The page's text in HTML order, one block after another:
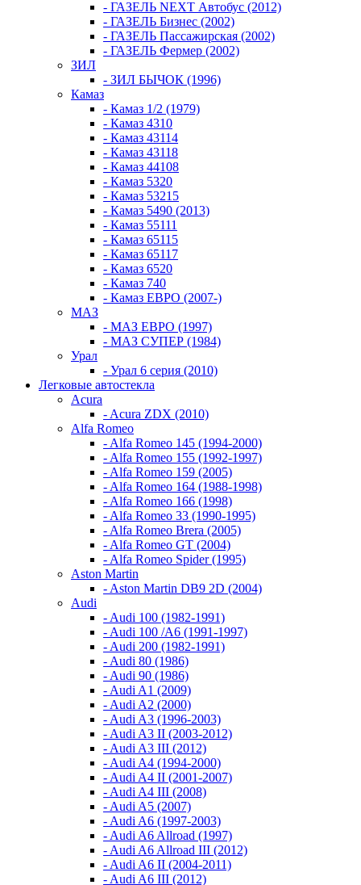
- ГАЗЕЛЬ NEXT Автобус (2012)
- ГАЗЕЛЬ Бизнес (2002)
- ГАЗЕЛЬ Пассажирская (2002)
- ГАЗЕЛЬ Фермер (2002)
ЗИЛ
- ЗИЛ БЫЧОК (1996)
Камаз
- Камаз 1/2 (1979)
- Камаз 4310
- Камаз 43114
- Камаз 43118
- Камаз 44108
- Камаз 5320
- Камаз 53215
- Камаз 5490 (2013)
- Камаз 55111
- Камаз 65115
- Камаз 65117
- Камаз 6520
- Камаз 740
- Камаз ЕВРО (2007-)
МАЗ
- МАЗ ЕВРО (1997)
- МАЗ СУПЕР (1984)
Урал
- Урал 6 серия (2010)
Легковые автостекла
Acura
- Acura ZDX (2010)
Alfa Romeo
- Alfa Romeo 145 (1994-2000)
- Alfa Romeo 155 (1992-1997)
- Alfa Romeo 159 (2005)
- Alfa Romeo 164 (1988-1998)
- Alfa Romeo 166 (1998)
- Alfa Romeo 33 (1990-1995)
- Alfa Romeo Brera (2005)
- Alfa Romeo GT (2004)
- Alfa Romeo Spider (1995)
Aston Martin
- Aston Martin DB9 2D (2004)
Audi
- Audi 100 (1982-1991)
- Audi 100 /A6 (1991-1997)
- Audi 200 (1982-1991)
- Audi 80 (1986)
- Audi 90 (1986)
- Audi A1 (2009)
- Audi A2 (2000)
- Audi A3 (1996-2003)
- Audi A3 II (2003-2012)
- Audi A3 III (2012)
- Audi A4 (1994-2000)
- Audi A4 II (2001-2007)
- Audi A4 III (2008)
- Audi A5 (2007)
- Audi A6 (1997-2003)
- Audi A6 Allroad (1997)
- Audi A6 Allroad III (2012)
- Audi A6 II (2004-2011)
- Audi A6 III (2012)